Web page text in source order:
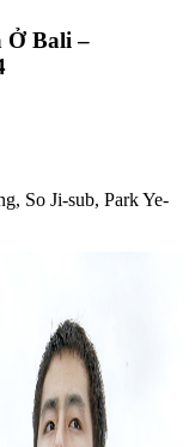
Ở Bali –
So Ji-sub, Park Ye-